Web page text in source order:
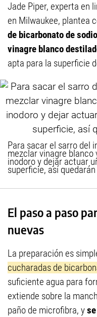
Jade Piper, experta en
en Milwaukee, plantea
de bicarbonato de sodio
vinagre blanco
apta para la superficie
Para sacar el sarro del
mezclar vinagre
inodoro y dejar actuar
superficie, así
El paso a paso
nuevas
La preparación es
cucharadas de
suficiente agua para
extiende sobre la
paño de microfibra, y